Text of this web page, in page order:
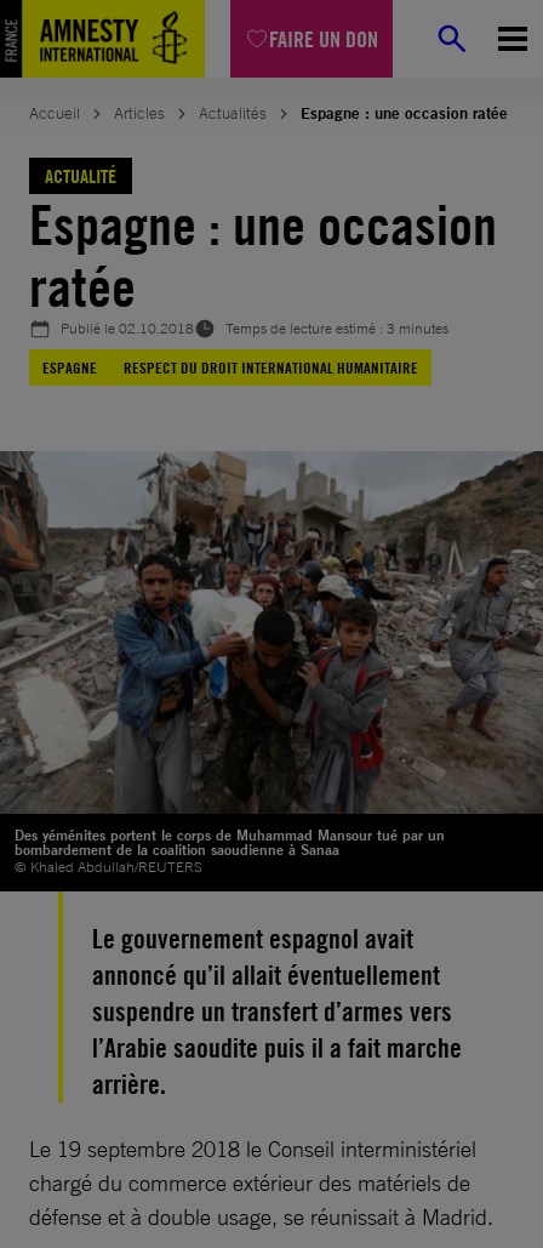
FAIRE UN DON
Aller
au
contenu
Accueil Articles Actualités Espagne : une occasion ratée
ACTUALITÉ
Espagne : une occasion
ratée
Publié le02.10.2018
Temps de lecture estimé : 3 minutes
ESPAGNE
RESPECT DU DROIT INTERNATIONAL HUMANITAIRE
Des yéménites portent le corps de Muhammad Mansour tué par un
bombardement de la coalition saoudienne à Sanaa
© Khaled Abdullah/REUTERS
Le gouvernement espagnol avait
annoncé qu’il allait éventuellement
suspendre un transfert d’armes vers
l’Arabie saoudite puis il a fait marche
arrière.
Le 19 septembre 2018 le Conseil interministériel
chargé du commerce extérieur des matériels de
défense et à double usage, se réunissait à Madrid.